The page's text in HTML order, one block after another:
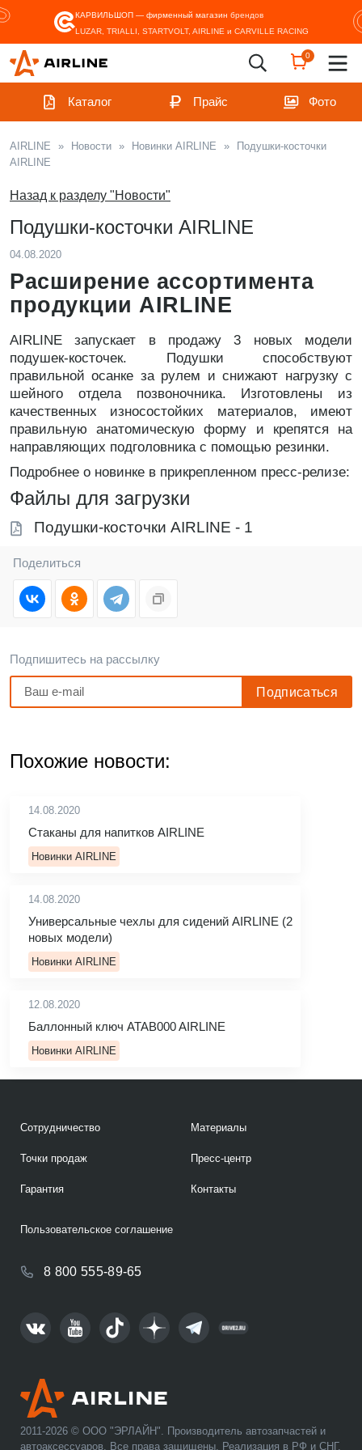
КАРВИЛЬШОП — фирменный магазин брендов
LUZAR, TRIALLI, STARTVOLT, AIRLINE и CARVILLE RACING
0
Каталог Прайс Фото
AIRLINE » Новости » Новинки AIRLINE »
Подушки-косточки
AIRLINE
Назад к разделу "Новости"
Подушки-косточки AIRLINE
04.08.2020
Расширение ассортимента
продукции AIRLINE
AIRLINE запускает в продажу 3 новых модели
подушек-косточек. Подушки способствуют
правильной осанке за рулем и снижают нагрузку с
шейного отдела позвоночника. Изготовлены из
качественных износостойких материалов, имеют
правильную анатомическую форму и крепятся на
направляющих подголовника с помощью резинки.
Подробнее о новинке в прикрепленном пресс-релизе:
Файлы для загрузки
Подушки-косточки AIRLINE - 1
Поделиться
Подпишитесь на рассылку
Похожие новости:
14.08.2020
Стаканы для напитков AIRLINE
Новинки AIRLINE
14.08.2020
Универсальные чехлы для сидений AIRLINE (2
новых модели)
Новинки AIRLINE
12.08.2020
Баллонный ключ ATAB000 AIRLINE
Новинки AIRLINE
2011-2026 © ООО "ЭРЛАЙН". Производитель автозапчастей и
автоаксессуаров. Все права защищены. Реализация в РФ и СНГ.
Сотрудничество
Точки продаж
Гарантия
Материалы
Пресс-центр
Контакты
8 800 555-89-65
Пользовательское соглашение